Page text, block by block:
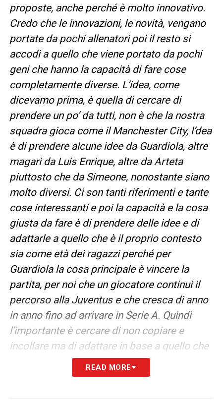
proposte, anche perché è molto innovativo.
Credo che le innovazioni, le novità, vengano
portate da pochi allenatori poi il resto si
accodi a quello che viene portato da pochi
geni che hanno la capacità di fare cose
completamente diverse. L’idea, come
dicevamo prima, è quella di cercare di
prendere un po’ da tutti, non è che la nostra
squadra gioca come il Manchester City, l’dea
è di prendere alcune idee da Guardiola, altre
magari da Luis Enrique, altre da Arteta
piuttosto che da Simeone, nonostante siano
molto diversi. Ci son tanti riferimenti e tante
cose interessanti e poi la capacità e la cosa
giusta da fare è di prendere delle idee e di
adattarle a quello che è il proprio contesto
sia come età dei ragazzi perché per
Guardiola la cosa principale è vincere la
partita, per noi che un giocatore continui il
percorso alla Juventus e che cresca di anno
in anno fino ad arrivare in Serie A. Quindi
l’importante è cercare di non copiare e
incollare ma di adattare in base a quello che
si ha e all’obiettivo».READ MORE